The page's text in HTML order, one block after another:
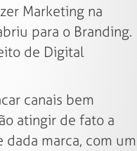
Marketing na
para o Branding.
de Digital
canais bem
atingir de fato a
marca, com um